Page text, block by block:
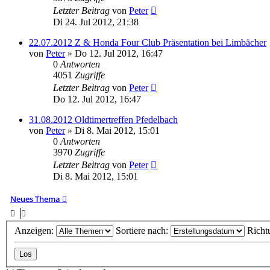
Letzter Beitrag von Peter
Di 24. Jul 2012, 21:38
22.07.2012 Z & Honda Four Club Präsentation bei Limbächer
von Peter» Do 12. Jul 2012, 16:47
0 Antworten
4051 Zugriffe
Letzter Beitrag von Peter
Do 12. Jul 2012, 16:47
31.08.2012 Oldtimertreffen Pfedelbach
von Peter» Di 8. Mai 2012, 15:01
0 Antworten
3970 Zugriffe
Letzter Beitrag von Peter
Di 8. Mai 2012, 15:01
Neues Thema
Anzeigen: Sortiere nach: